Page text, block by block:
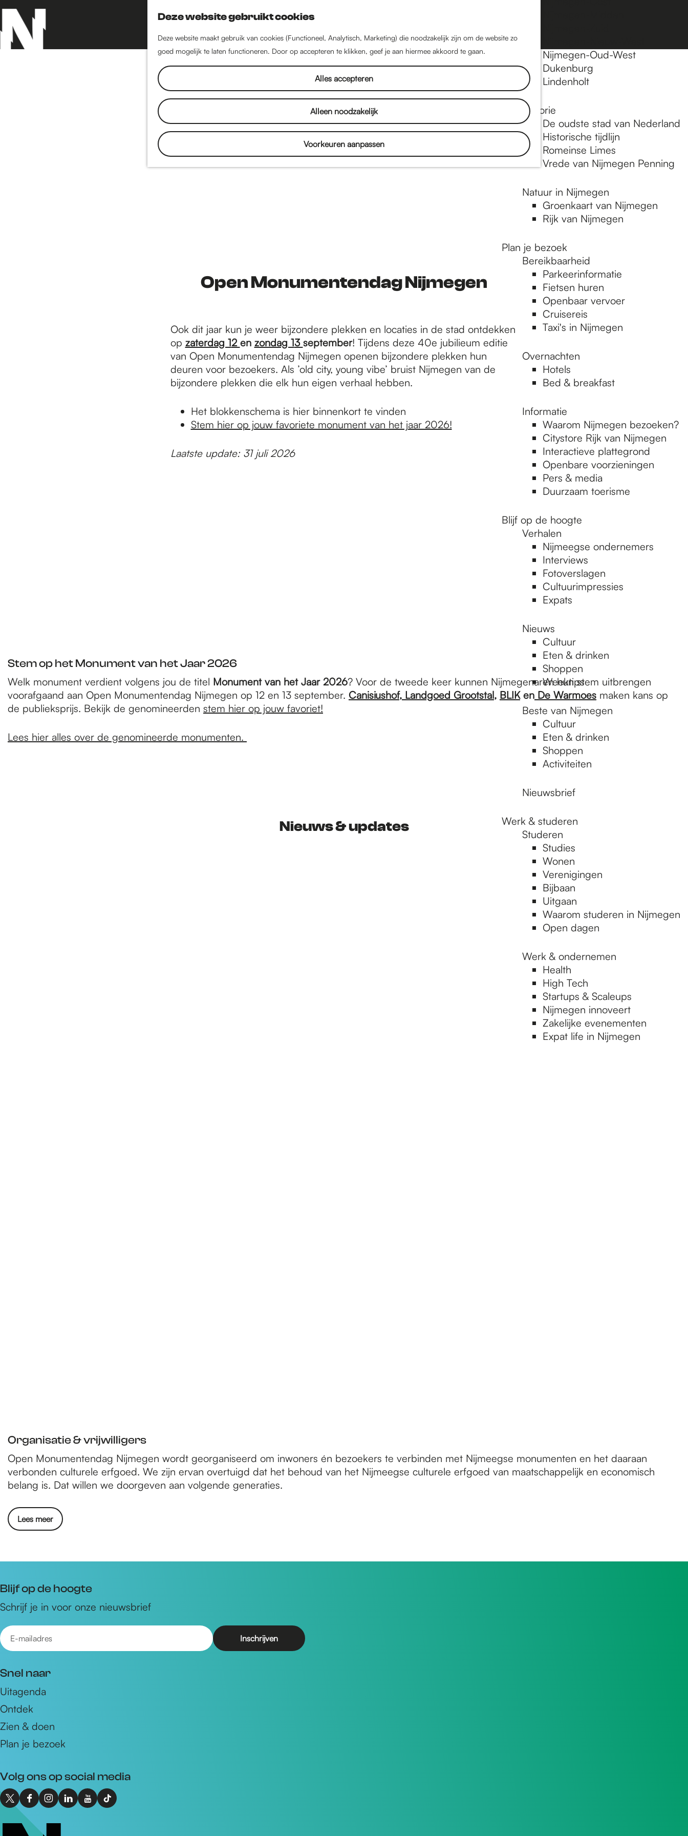
Deze website gebruikt cookies
Deze website maakt gebruik van cookies (Functioneel, Analytisch, Marketing) die noodzakelijk zijn om de website zo
goed mogelijk te laten functioneren. Door op accepteren te klikken, geef je aan hiermee akkoord te gaan.
Alles accepteren
Alleen noodzakelijk
Voorkeuren aanpassen
o
e
k
n
a
a
r
M
n
Nijmegen-Oud-West
Dukenburg
Lindenholt
Historie
De oudste stad van Nederland
Historische tijdlijn
Romeinse Limes
Vrede van Nijmegen Penning
Natuur in Nijmegen
Groenkaart van Nijmegen
Rijk van Nijmegen
Plan je bezoek
Bereikbaarheid
Parkeerinformatie
Fietsen huren
Openbaar vervoer
Cruisereis
Taxi's in Nijmegen
Overnachten
Hotels
Bed & breakfast
Informatie
Waarom Nijmegen bezoeken?
Citystore Rijk van Nijmegen
Interactieve plattegrond
Openbare voorzieningen
Pers & media
Duurzaam toerisme
Blijf op de hoogte
Verhalen
Nijmeegse ondernemers
Interviews
Fotoverslagen
Cultuurimpressies
Expats
Nieuws
Cultuur
Eten & drinken
Shoppen
Weektips
Beste van Nijmegen
Cultuur
Eten & drinken
Shoppen
Activiteiten
Nieuwsbrief
Werk & studeren
Studeren
Studies
Wonen
Verenigingen
Bijbaan
Uitgaan
Waarom studeren in Nijmegen
Open dagen
Werk & ondernemen
Health
High Tech
Startups & Scaleups
Nijmegen innoveert
Zakelijke evenementen
Expat life in Nijmegen
Open Monumentendag Nijmegen
Ook dit jaar kun je weer bijzondere plekken en locaties in de stad ontdekken
op zaterdag 12 en zondag 13 september! Tijdens deze 40e jubilieum editie
van Open Monumentendag Nijmegen openen bijzondere plekken hun
deuren voor bezoekers. Als ’old city, young vibe’ bruist Nijmegen van de
bijzondere plekken die elk hun eigen verhaal hebben.
Het blokkenschema is hier binnenkort te vinden
Stem hier op jouw favoriete monument van het jaar 2026!
Laatste update: 31 juli 2026
Stem op het Monument van het Jaar 2026
Welk monument verdient volgens jou de titel Monument van het Jaar 2026? Voor de tweede keer kunnen Nijmegenaren hun stem uitbrengen
voorafgaand aan Open Monumentendag Nijmegen op 12 en 13 september. Canisiushof, Landgoed Grootstal, BLIKen De Warmoes maken kans op
de publieksprijs. Bekijk de genomineerden stem hier op jouw favoriet!
Lees hier alles over de genomineerde monumenten.
Nieuws & updates
Organisatie & vrijwilligers
Open Monumentendag Nijmegen wordt georganiseerd om inwoners én bezoekers te verbinden met Nijmeegse monumenten en het daaraan
verbonden culturele erfgoed. We zijn ervan overtuigd dat het behoud van het Nijmeegse culturele erfgoed van maatschappelijk en economisch
belang is. Dat willen we doorgeven aan volgende generaties.
Lees meer
Blijf op de hoogte
Schrijf je in voor onze nieuwsbrief
E
-
a
i
l
a
d
e
Snel naar
Uitagenda
Ontdek
Zien & doen
Plan je bezoek
Volg ons op social media
X
F
a
I
L
Y
T